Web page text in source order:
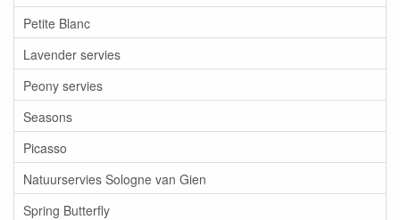
Petite Blanc
Lavender servies
Peony servies
Seasons
Picasso
Natuurservies Sologne van Gien
Spring Butterfly